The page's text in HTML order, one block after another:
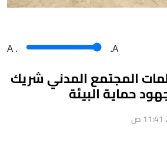
A . .A
المجتمع المدني شريك
حماية البيئة